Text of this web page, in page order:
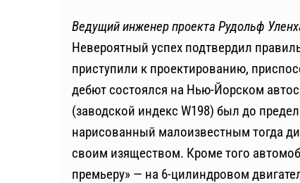
Ведущий инженер проекта Рудольф
Невероятный успех подтвердил
приступили к проектированию,
дебют состоялся на Нью-Йорском
(заводской индекс W198) был до
нарисованный малоизвестным тогда
своим изяществом. Кроме того
премьеру» — на 6-цилиндровом